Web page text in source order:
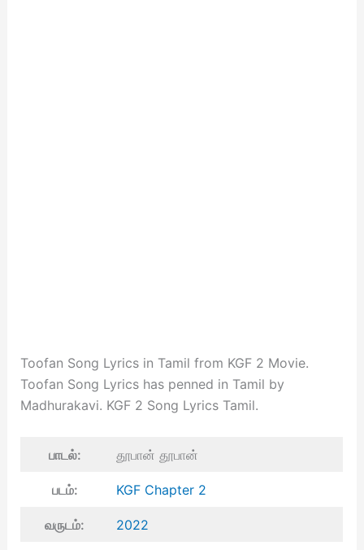
Toofan Song Lyrics in Tamil from KGF 2 Movie.
Toofan Song Lyrics has penned in Tamil by
Madhurakavi. KGF 2 Song Lyrics Tamil.
பாடல்: தூபான் தூபான்
படம்: KGF Chapter 2
வருடம்: 2022